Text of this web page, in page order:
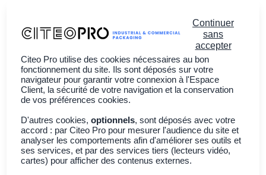
Vous êtes ?
À propos
Adhérer à CITEO PRO
Retour à toutes les actualités
Continuer
sans
accepter
Citeo Pro utilise des cookies nécessaires au bon
fonctionnement du site. Ils sont déposés sur votre
navigateur pour garantir votre connexion à l'Espace
Client, la sécurité de votre navigation et la conservation
de vos préférences cookies.
D'autres cookies,optionnels, sont déposés avec votre
accord : par Citeo Pro pour mesurer l'audience du site et
analyser les comportements afin d'améliorer ses outils et
ses services, et par des services tiers (lecteurs vidéo,
cartes) pour afficher des contenus externes.